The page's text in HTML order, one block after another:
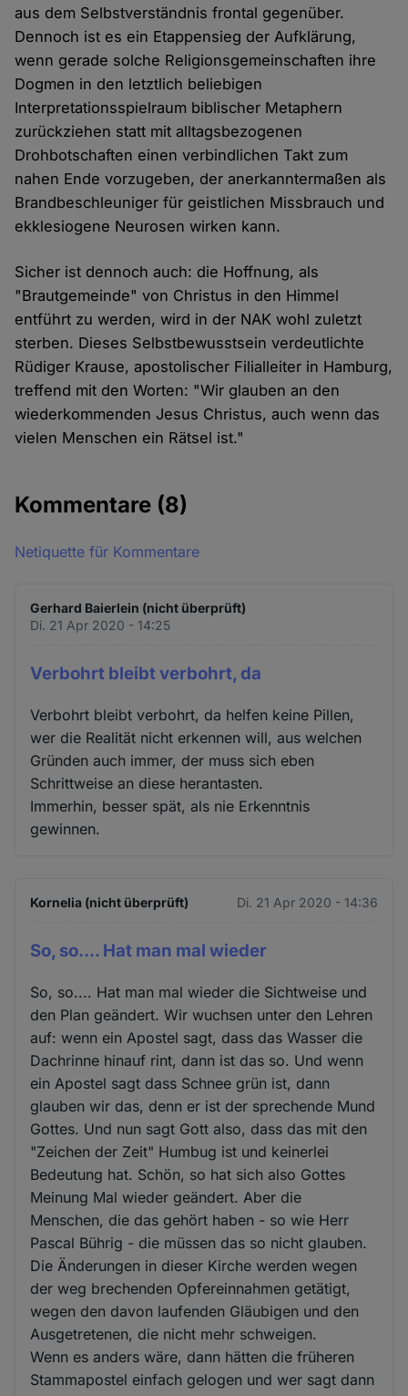
aus dem Selbstverständnis frontal gegenüber.
Dennoch ist es ein Etappensieg der Aufklärung,
wenn gerade solche Religionsgemeinschaften ihre
Dogmen in den letztlich beliebigen
Interpretationsspielraum biblischer Metaphern
zurückziehen statt mit alltagsbezogenen
Drohbotschaften einen verbindlichen Takt zum
nahen Ende vorzugeben, der anerkanntermaßen als
Brandbeschleuniger für geistlichen Missbrauch und
ekklesiogene Neurosen wirken kann.
Sicher ist dennoch auch: die Hoffnung, als
"Brautgemeinde" von Christus in den Himmel
entführt zu werden, wird in der NAK wohl zuletzt
sterben. Dieses Selbstbewusstsein verdeutlichte
Rüdiger Krause, apostolischer Filialleiter in Hamburg,
treffend mit den Worten: "Wir glauben an den
wiederkommenden Jesus Christus, auch wenn das
vielen Menschen ein Rätsel ist."
Kommentare (8)
Netiquette für Kommentare
Gerhard Baierlein (nicht überprüft)
Di. 21 Apr 2020 - 14:25
Verbohrt bleibt verbohrt, da
Verbohrt bleibt verbohrt, da helfen keine Pillen,
wer die Realität nicht erkennen will, aus welchen
Gründen auch immer, der muss sich eben
Schrittweise an diese herantasten.
Immerhin, besser spät, als nie Erkenntnis
gewinnen.
Kornelia (nicht überprüft) Di. 21 Apr 2020 - 14:36
So, so.... Hat man mal wieder
So, so.... Hat man mal wieder die Sichtweise und
den Plan geändert. Wir wuchsen unter den Lehren
auf: wenn ein Apostel sagt, dass das Wasser die
Dachrinne hinauf rint, dann ist das so. Und wenn
ein Apostel sagt dass Schnee grün ist, dann
glauben wir das, denn er ist der sprechende Mund
Gottes. Und nun sagt Gott also, dass das mit den
"Zeichen der Zeit" Humbug ist und keinerlei
Bedeutung hat. Schön, so hat sich also Gottes
Meinung Mal wieder geändert. Aber die
Menschen, die das gehört haben - so wie Herr
Pascal Bührig - die müssen das so nicht glauben.
Die Änderungen in dieser Kirche werden wegen
der weg brechenden Opfereinnahmen getätigt,
wegen den davon laufenden Gläubigen und den
Ausgetretenen, die nicht mehr schweigen.
Wenn es anders wäre, dann hätten die früheren
Stammapostel einfach gelogen und wer sagt dann